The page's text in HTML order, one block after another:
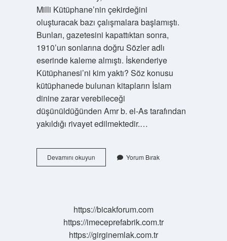
Milli Kütüphane’nin çekirdeğini
oluşturacak bazı çalışmalara başlamıştı.
Bunları, gazetesini kapattıktan sonra,
1910’un sonlarına doğru Sözler adlı
eserinde kaleme almıştı. İskenderiye
Kütüphanesi’ni kim yaktı? Söz konusu
kütüphanede bulunan kitapların İslam
dinine zarar verebileceği
düşünüldüğünden Amr b. el-As tarafından
yakıldığı rivayet edilmektedir.…
Devamını okuyunKütüphane
Kim
Yorum Bırak
https://bicakforum.com
https://imeceprefabrik.com.tr
https://girginemlak.com.tr